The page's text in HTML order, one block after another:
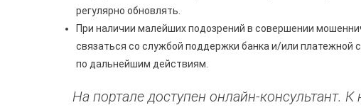
регулярно обновлять.
При наличии малейших подозрений в совершении
связаться со службой поддержки банка и/или
по дальнейшим действиям.
На портале доступен онлайн-консультант.